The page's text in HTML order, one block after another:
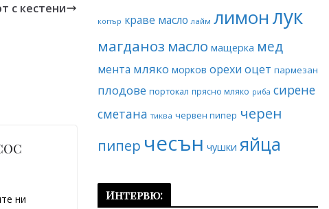
с кестени
ни
копър краве масло лайм лимонлук
магданоз масло мащерка мед
мента мляко морков орехи оцет пармезан
плодове портокал прясно мляко риба сирене
сметана тиква червен пипер черен
пипер чесън чушки яйца
Интервю: